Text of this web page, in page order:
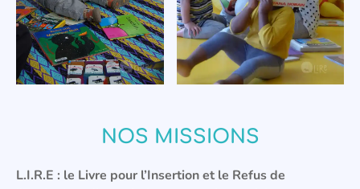
NOS MISSIONS
L.I.R.E : le Livre pour l’Insertion et le Refus de